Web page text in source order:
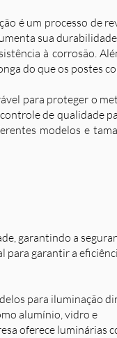
é um processo de
sua
à corrosão.
do que os postes
para proteger o
de qualidade
modelos e
garantindo a
para garantir a
para iluminação
alumínio, vidro e
oferece luminárias